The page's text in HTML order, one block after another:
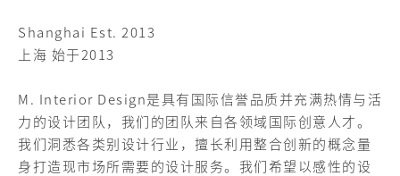
Shanghai Est. 2013
上海 始于2013
M. Interior Design是具有国际信誉品质并充满热情与活
力的设计团队，我们的团队来自各领域国际创意人才。
我们洞悉各类别设计行业，擅长利用整合创新的概念量
身打造现市场所需要的设计服务。我们希望以感性的设